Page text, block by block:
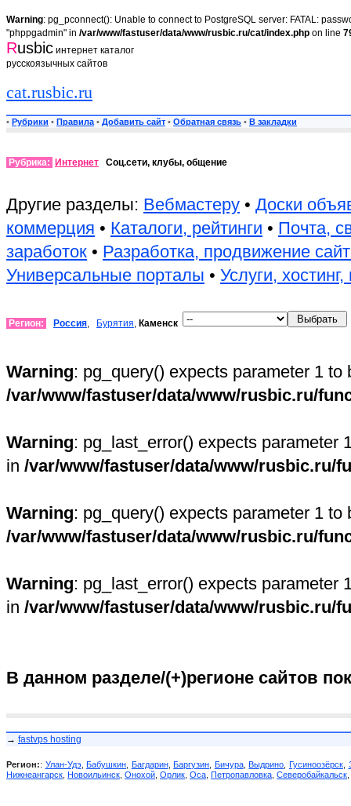
Warning: pg_pconnect(): Unable to connect to PostgreSQL server: FATAL:
"phppgadmin" in /var/www/fastuser/data/www/rusbic.ru/cat/index.php on line
Rusbic интернет каталог
русскоязычных сайтов
cat.rusbic.ru
• Рубрики • Правила • Добавить сайт • Обратная связь • В закладки
Рубрика: Интернет Соц.сети, клубы, общение
Другие разделы: Вебмастеру • Доски
коммерция • Каталоги, рейтинги • Почта,
заработок • Разработка, продвижение
Универсальные порталы • Услуги,
Регион: Россия, Бурятия, Каменск
Warning: pg_query() expects parameter 1
/var/www/fastuser/data/www/rusbic.ru/
Warning: pg_last_error() expects parameter
in /var/www/fastuser/data/www/rusbic.ru/
Warning: pg_query() expects parameter 1
/var/www/fastuser/data/www/rusbic.ru/
Warning: pg_last_error() expects parameter
in /var/www/fastuser/data/www/rusbic.ru/
В данном разделе/(+)регионе сайтов
→ fastvps hosting
Регион:: Улан-Удэ ,Бабушкин Багдарин,Баргузин Бичура,Выдрино Гусиноозёрск,
Нижнеангарск Новоильинск Онохой Орлик Оса Петропавловка Северобайкальск